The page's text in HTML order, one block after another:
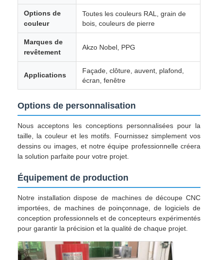
Options de
couleur
Toutes les couleurs RAL, grain de
bois, couleurs de pierre
Marques de
revêtement
Akzo Nobel, PPG
Applications
Façade, clôture, auvent, plafond,
écran, fenêtre
Options de personnalisation
Nous acceptons les conceptions personnalisées pour la
taille, la couleur et les motifs. Fournissez simplement vos
dessins ou images, et notre équipe professionnelle créera
la solution parfaite pour votre projet.
Équipement de production
Notre installation dispose de machines de découpe CNC
importées, de machines de poinçonnage, de logiciels de
conception professionnels et de concepteurs expérimentés
pour garantir la précision et la qualité de chaque projet.